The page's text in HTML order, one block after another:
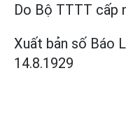
Do Bộ TTTT cấp
Xuất bản số Báo
14.8.1929